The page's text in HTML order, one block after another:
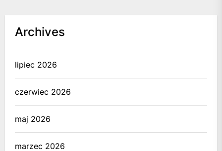
Archives
lipiec 2026
czerwiec 2026
maj 2026
marzec 2026